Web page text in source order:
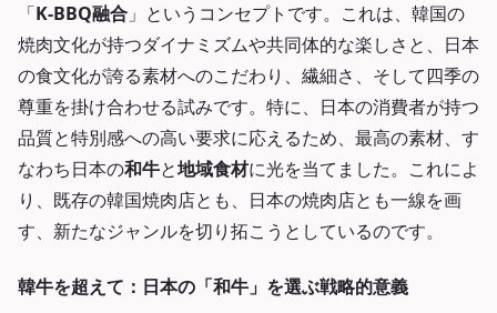
「K-BBQ融合 」というコンセプトです。これは、韓国の
焼肉文化が持つダイナミズムや共同体的な楽しさと、日本
の食文化が誇る素材へのこだわり、繊細さ、そして四季の
尊重を掛け合わせる試みです。特に、日本の消費者が持つ
品質と特別感への高い要求に応えるため、最高の素材、す
なわち日本の和牛と地域食材に光を当てました。これによ
り、既存の韓国焼肉店とも、日本の焼肉店とも一線を画
す、新たなジャンルを切り拓こうとしているのです。
韓牛を超えて：日本の「和牛」を選ぶ戦略的意義